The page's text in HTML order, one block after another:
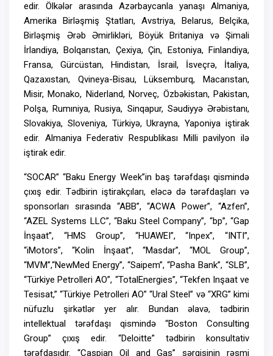
edir. Ölkələr arasında Azərbaycanla yanaşı Almaniya,
Amerika Birləşmiş Ştatları, Avstriya, Belarus, Belçika,
Birləşmiş Ərəb Əmirlikləri, Böyük Britaniya və Şimali
İrlandiya, Bolqarıstan, Çexiya, Çin, Estoniya, Finlandiya,
Fransa, Gürcüstan, Hindistan, İsrail, İsveçrə, İtaliya,
Qazaxıstan, Qvineya-Bisau, Lüksemburq, Macarıstan,
Misir, Monako, Niderland, Norveç, Özbəkistan, Pakistan,
Polşa, Rumıniya, Rusiya, Sinqapur, Səudiyyə Ərəbistanı,
Slovakiya, Sloveniya, Türkiyə, Ukrayna, Yaponiya iştirak
edir. Almaniya Federativ Respublikası Milli pavilyon ilə
iştirak edir.
“SOCAR” “Baku Energy Week”in baş tərəfdaşı qismində
çıxış edir. Tədbirin iştirakçıları, eləcə də tərəfdaşları və
sponsorları sırasında “ABB”, “ACWA Power”, “Azfen”,
“AZEL Systems LLC”, “Baku Steel Company”, “bp”, “Gap
İnşaat”, “HMS Group”, “HUAWEI”, “Inpex”, “INTI”,
“iMotors”, “Kolin İnşaat”, “Masdar”, “MOL Group”,
“MVM”,“NewMed Energy”, “Saipem”, “Pasha Bank”, “SLB”,
“Türkiye Petrolleri AO”, “TotalEnergies”, “Tekfen Inşaat ve
Tesisat,” “Türkiye Petrolleri AO” “Ural Steel” və “XRG” kimi
nüfuzlu şirkətlər yer alır. Bundan əlavə, tədbirin
intellektual tərəfdaşı qismində “Boston Consulting
Group” çıxış edir. “Deloitte” tədbirin konsultativ
tərəfdaşıdır. “Caspian Oil and Gas” sərgisinin rəsmi